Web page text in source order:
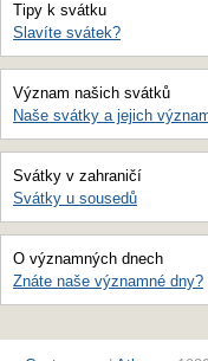
Tipy k svátku
Slavíte svátek?
Význam našich svátků
Naše svátky a jejich
Svátky v zahraničí
Svátky u sousedů
O významných dnech
Znáte naše významné dny?